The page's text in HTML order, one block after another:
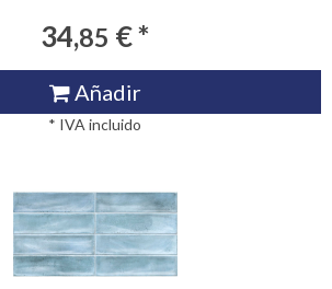
34,85 € *
Añadir
* IVA incluido